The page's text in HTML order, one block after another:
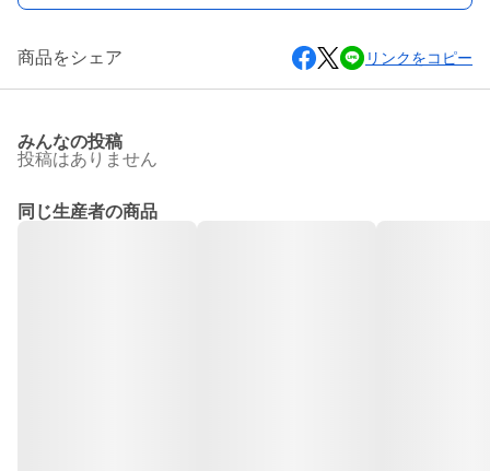
商品をシェア リンクをコピー
みんなの投稿
投稿はありません
同じ生産者の商品